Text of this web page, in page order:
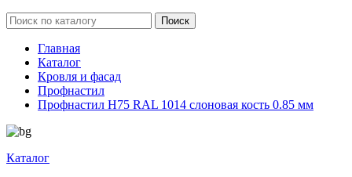
Главная
Каталог
Кровля и фасад
Профнастил
Профнастил Н75 RAL 1014 слоновая кость 0.85 мм
Каталог